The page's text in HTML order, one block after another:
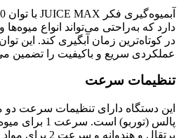
دارد که به‌راحتی می‌تواند انواع
در کوتاه‌ترین زمان آبگیری کند. این
عملکردی سریع و باکیفیت را تضمین
تنظیمات سرعت
این دستگاه دارای تنظیمات سرعت دو
پالس (توربو)
پرتقال و